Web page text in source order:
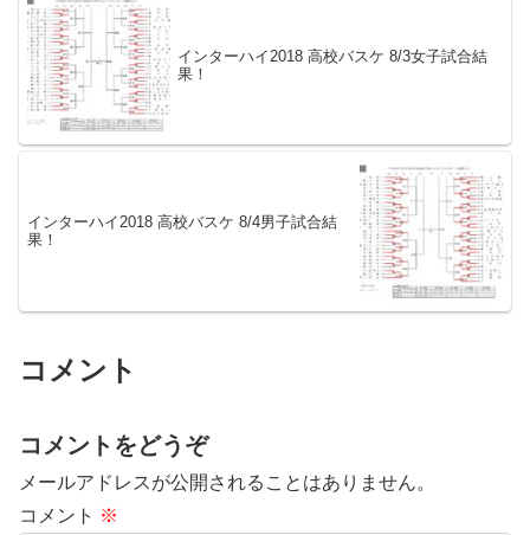
インターハイ2018 高校バスケ 8/3女子試合結
果！
インターハイ2018 高校バスケ 8/4男子試合結
果！
コメント
コメントをどうぞ
メールアドレスが公開されることはありません。
コメント ※